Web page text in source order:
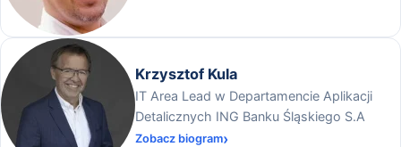
Krzysztof Kula
IT Area Lead w Departamencie Aplikacji
Detalicznych ING Banku Śląskiego S.A
Zobacz biogram